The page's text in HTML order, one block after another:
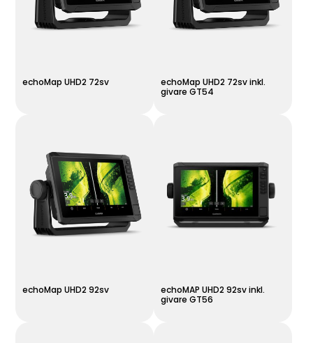
echoMap UHD2 72sv
echoMap UHD2 72sv inkl.
givare GT54
echoMap UHD2 92sv
echoMAP UHD2 92sv inkl.
givare GT56